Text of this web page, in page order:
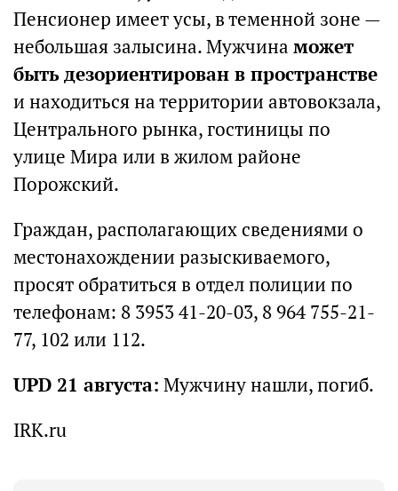
Пенсионер имеет усы, в теменной зоне —
небольшая залысина. Мужчина может
быть дезориентирован в пространстве
и находиться на территории автовокзала,
Центрального рынка, гостиницы по
улице Мира или в жилом районе
Порожский.
Граждан, располагающих сведениями о
местонахождении разыскиваемого,
просят обратиться в отдел полиции по
телефонам: 8 3953 41-20-03, 8 964 755-21-
77, 102 или 112.
UPD 21 августа: Мужчину нашли, погиб.
IRK.ru